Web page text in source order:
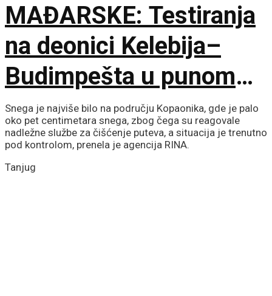
MAĐARSKE: Testiranja
na deonici Kelebija–
Budimpešta u punom
jeku, na redu i pasoške
kontrole
Snega je najviše bilo na području Kopaonika, gde je palo
oko pet centimetara snega, zbog čega su reagovale
nadležne službe za čišćenje puteva, a situacija je trenutno
pod kontrolom, prenela je agencija RINA.
Tanjug